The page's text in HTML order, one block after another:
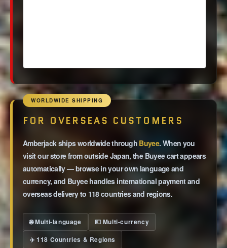
WORLDWIDE SHIPPING
FOR OVERSEAS CUSTOMERS
Amberjack ships worldwide through Buyee. When you
visit our store from outside Japan, the Buyee cart appears
automatically — browse in your own language and
currency, and Buyee handles international payment and
overseas delivery to 118 countries and regions.
🌐 Multi-language
💴 Multi-currency
✈️ 118 Countries & Regions